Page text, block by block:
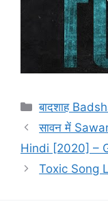
Categories
बादशाह
सावन में
Hindi [2020] –
Toxic Song